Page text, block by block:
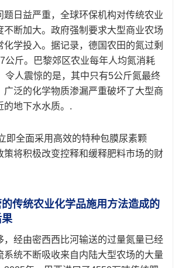
题日益严重，全球环保机构对传统农业
不断加大。政府强制要求大型商业农场
化学投入。据记录，德国农田的氮过剩
公斤。巴黎郊区农业每年人均氮消耗
令人震惊的是，其中只有5公斤氮最终
广泛的化学物质渗漏严重破坏了大型商
的地下水水质。.
即全面采用高效的特种包膜尿素颗
策将积极改变控释和缓释肥料市场的财
传统农业化学品施用方法造成的
，经由密西西比河输送的过量氮量已经
系统不断吸收来自内陆大型农场的大量